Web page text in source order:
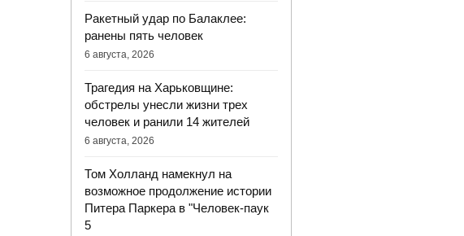
Ракетный удар по Балаклее:
ранены пять человек
6 августа, 2026
Трагедия на Харьковщине:
обстрелы унесли жизни трех
человек и ранили 14 жителей
6 августа, 2026
Том Холланд намекнул на
возможное продолжение истории
Питера Паркера в "Человек-паук
5